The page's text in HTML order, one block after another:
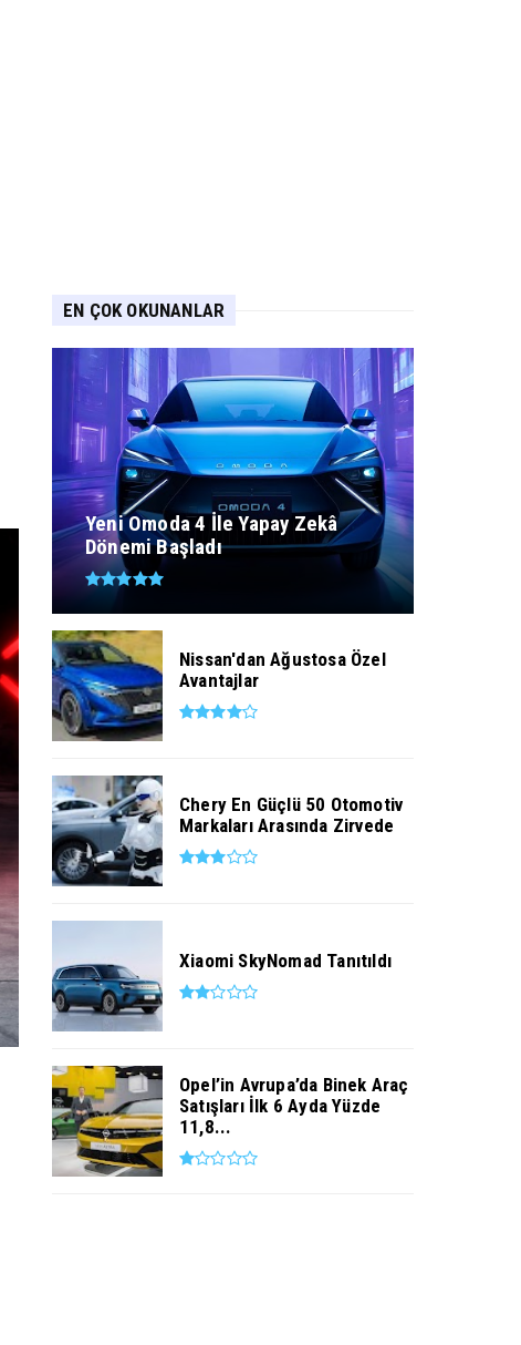
EN ÇOK OKUNANLAR
Yeni Omoda 4 İle Yapay Zekâ
Dönemi Başladı
Nissan'dan Ağustosa Özel
Avantajlar
Chery En Güçlü 50 Otomotiv
Markaları Arasında Zirvede
Xiaomi SkyNomad Tanıtıldı
Opel’in Avrupa’da Binek Araç
Satışları İlk 6 Ayda Yüzde
11,8...